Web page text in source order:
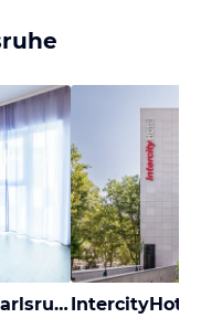
Holiday Inn - the niu, Wave Karlsruhe Oststadt